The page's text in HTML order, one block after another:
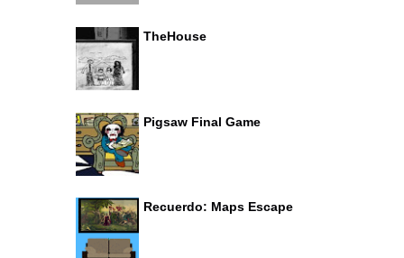
TheHouse
Pigsaw Final Game
Recuerdo: Maps Escape